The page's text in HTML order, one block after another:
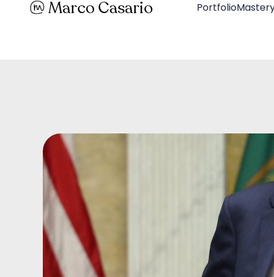
Marco Casario